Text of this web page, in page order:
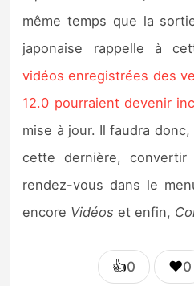
même temps que la
japonaise rappelle à
vidéos enregistrées des
12.0 pourraient devenir
mise à jour. Il faudra
cette dernière,
rendez-vous dans le
encore Vidéos et enfin,
👍0 ❤️0